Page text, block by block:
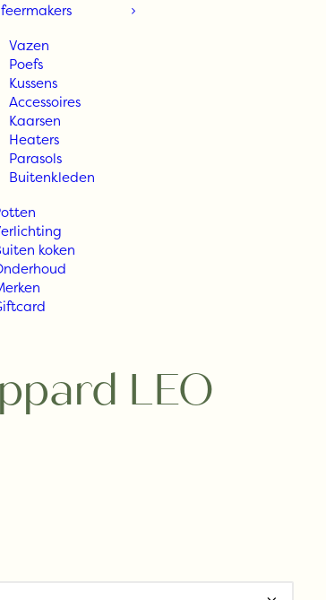
Vazen
Poefs
Kussens
Accessoires
Kaarsen
Heaters
Parasols
Buitenkleden
koken
LEO